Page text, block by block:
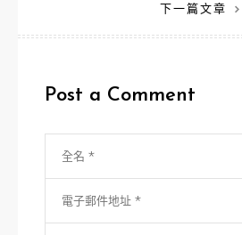
下一篇文章
Post a Comment